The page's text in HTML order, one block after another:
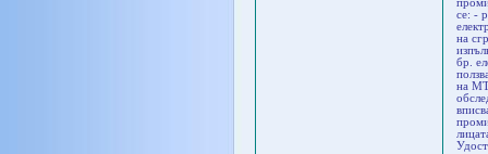
се: -
на
бр.
на